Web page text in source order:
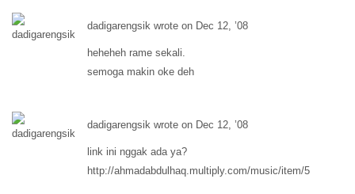
dadigarengsik wrote on Dec 12, ’08
heheheh rame sekali.
semoga makin oke deh
dadigarengsik wrote on Dec 12, ’08
link ini nggak ada ya?
http://ahmadabdulhaq.multiply.com/music/item/5